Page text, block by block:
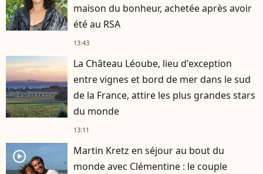
maison du bonheur, achetée après avoir
été au RSA
13:43
La Château Léoube, lieu d'exception
entre vignes et bord de mer dans le sud
de la France, attire les plus grandes stars
du monde
13:11
player2
Martin Kretz en séjour au bout du
monde avec Clémentine : le couple